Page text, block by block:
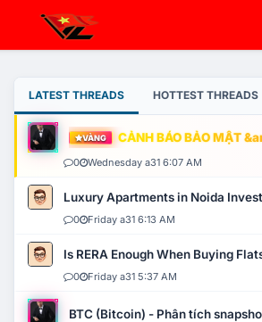
LATEST THREADS HOTTEST THREADS
VÀNG CẢNH BÁO BẢO MẬT
0 Wednesday a31 6:07 AM
Luxury Apartments in Noida
0 Friday a31 6:13 AM
Is RERA Enough When Buying
0 Friday a31 5:37 AM
BTC (Bitcoin) - Phân tích